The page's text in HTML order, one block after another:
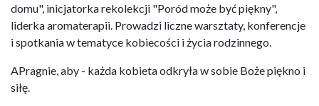
domu", inicjatorka rekolekcji "Poród może być piękny",
liderka aromaterapii. Prowadzi liczne warsztaty, konferencje
i spotkania w tematyce kobiecości i życia rodzinnego.
APragnie, aby - każda kobieta odkryła w sobie Boże piękno i
siłę.